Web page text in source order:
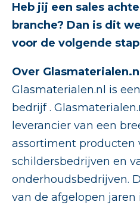
Heb jij een sales
branche? Dan is dit
voor de volgende
Over
Glasmaterialen.nl is
bedrijf .
leverancier van een
assortiment producten
schildersbedrijven en
onderhoudsbedrijven.
van de afgelopen